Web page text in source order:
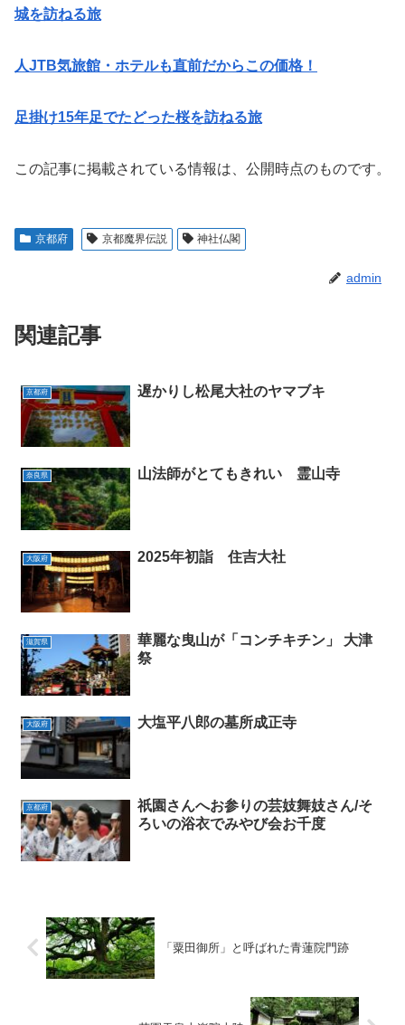
城を訪ねる旅
人JTB気旅館・ホテルも直前だからこの価格！
足掛け15年足でたどった桜を訪ねる旅
この記事に掲載されている情報は、公開時点のものです。
京都府 京都魔界伝説 神社仏閣
admin
関連記事
京都府 遅かりし松尾大社のヤマブキ
奈良県 山法師がとてもきれい 霊山寺
大阪府 2025年初詣 住吉大社
滋賀県
華麗な曳山が「コンチキチン」 大津
祭
大阪府 大塩平八郎の墓所成正寺
京都府
祇園さんへお参りの芸妓舞妓さん/そ
ろいの浴衣でみやび会お千度
「粟田御所」と呼ばれた青蓮院門跡